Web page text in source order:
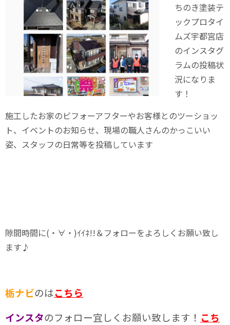
ちのき塗装テ
ックプロタイ
ムズ宇都宮店
のインスタグ
ラムの投稿状
況になりま
す！
施工したお家のビフォーアフターやお客様とのツーショッ
ト、イベントのお知らせ、現場の職人さんのかっこいい
姿、スタッフの日常等を投稿しています
隙間時間に(・∀・)ｲｲﾈ!!＆フォローをよろしくお願い致し
ます♪
栃ナビのはこちら
インスタのフォロー宜しくお願い致します！ こち